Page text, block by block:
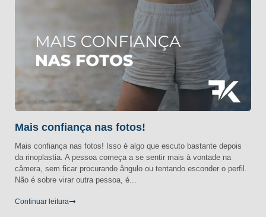
Mais confiança nas fotos!
Mais confiança nas fotos! Isso é algo que escuto bastante depois
da rinoplastia. A pessoa começa a se sentir mais à vontade na
câmera, sem ficar procurando ângulo ou tentando esconder o perfil.
Não é sobre virar outra pessoa, é...
Continuar leitura